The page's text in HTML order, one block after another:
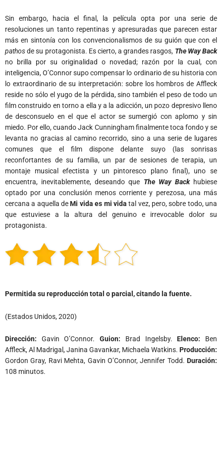
Sin embargo, hacia el final, la película opta por una serie de
resoluciones un tanto repentinas y apresuradas que parecen estar
más en sintonía con los convencionalismos de su guión que con el
pathosde su protagonista. Es cierto, a grandes rasgos, The Way Back
no brilla por su originalidad o novedad; razón por la cual, con
inteligencia, O’Connor supo compensar lo ordinario de su historia con
lo extraordinario de su interpretación: sobre los hombros de Affleck
reside no sólo el yugo de la pérdida, sino también el peso de todo un
film construido en torno a ella y a la adicción, un pozo depresivo lleno
de desconsuelo en el que el actor se sumergió con aplomo y sin
miedo. Por ello, cuando Jack Cunningham finalmente toca fondo y se
levanta no gracias al camino recorrido, sino a una serie de lugares
comunes que el film dispone delante suyo (las sonrisas
reconfortantes de su familia, un par de sesiones de terapia, un
montaje musical efectista y un pintoresco plano final), uno se
encuentra, inevitablemente, deseando que The Way Backhubiese
optado por una conclusión menos corriente y perezosa, una más
cercana a aquella deMi vida es mi vida tal vez, pero, sobre todo, una
que estuviese a la altura del genuino e irrevocable dolor su
protagonista.
Permitida su reproducción total o parcial, citando la fuente.
(Estados Unidos, 2020)
Dirección: Gavin O’Connor.Guion: Brad Ingelsby.Elenco: Ben
Affleck, Al Madrigal, Janina Gavankar, Michaela Watkins. Producción:
Gordon Gray, Ravi Mehta, Gavin O’Connor, Jennifer Todd. Duración:
108 minutos.